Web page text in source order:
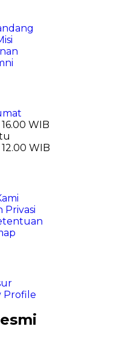
WIB
WIB
Privasi
Profile